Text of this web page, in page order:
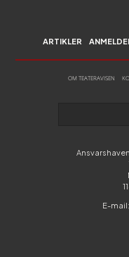
ARTIKLER
OM TEATERAVISEN
E-mail: